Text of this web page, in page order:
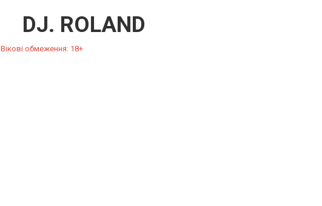
DJ. ROLAND
Вікові обмеження: 18+